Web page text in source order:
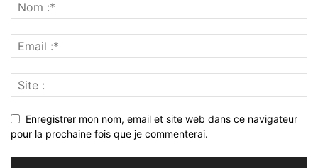
Enregistrer mon nom, email et site web dans ce navigateur
pour la prochaine fois que je commenterai.